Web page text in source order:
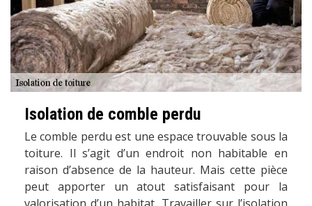
Isolation de comble perdu
Le comble perdu est une espace trouvable sous la
toiture. Il s’agit d’un endroit non habitable en
raison d’absence de la hauteur. Mais cette pièce
peut apporter un atout satisfaisant pour la